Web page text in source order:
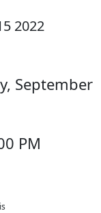
2022
September
PM